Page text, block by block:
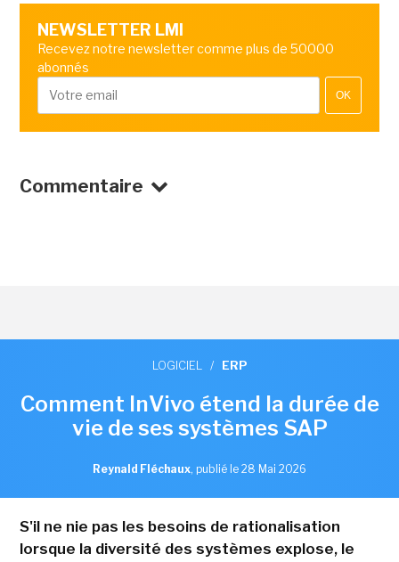
NEWSLETTER LMI
Recevez notre newsletter comme plus de 50000
abonnés
OK
Commentaire
LOGICIEL / ERP
Comment InVivo étend la durée de
vie de ses systèmes SAP
Reynald Fléchaux, publié le 28 Mai 2026
S'il ne nie pas les besoins de rationalisation
lorsque la diversité des systèmes explose, le